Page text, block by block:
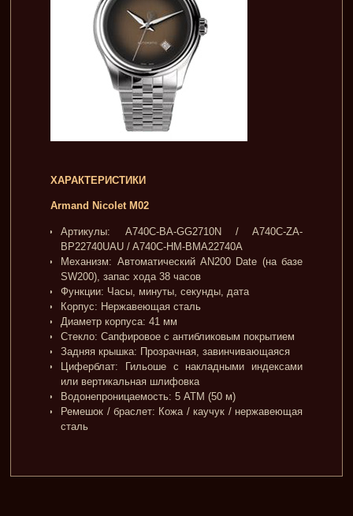
ХАРАКТЕРИСТИКИ
Armand Nicolet M02
Артикулы: A740C-ВА-GG2710N / A740C-ZA-
BP22740UAU / A740C-НМ-BMA22740A
Механизм: Автоматический AN200 Date (на базе
SW200), запас хода 38 часов
Функции: Часы, минуты, секунды, дата
Корпус: Нержавеющая сталь
Диаметр корпуса: 41 мм
Стекло: Сапфировое с антибликовым покрытием
Задняя крышка: Прозрачная, завинчивающаяся
Циферблат: Гильоше с накладными индексами
или вертикальная шлифовка
Водонепроницаемость: 5 ATM (50 м)
Ремешок / браслет: Кожа / каучук / нержавеющая
сталь